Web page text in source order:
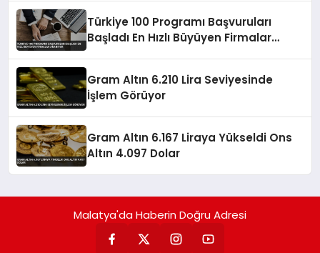
Türkiye 100 Programı Başvuruları
Başladı En Hızlı Büyüyen Firmalar
Gram Altın 6.210 Lira Seviyesinde
İşlem Görüyor
Gram Altın 6.167 Liraya Yükseldi Ons
Altın 4.097 Dolar
Malatya'da Haberin Doğru Adresi